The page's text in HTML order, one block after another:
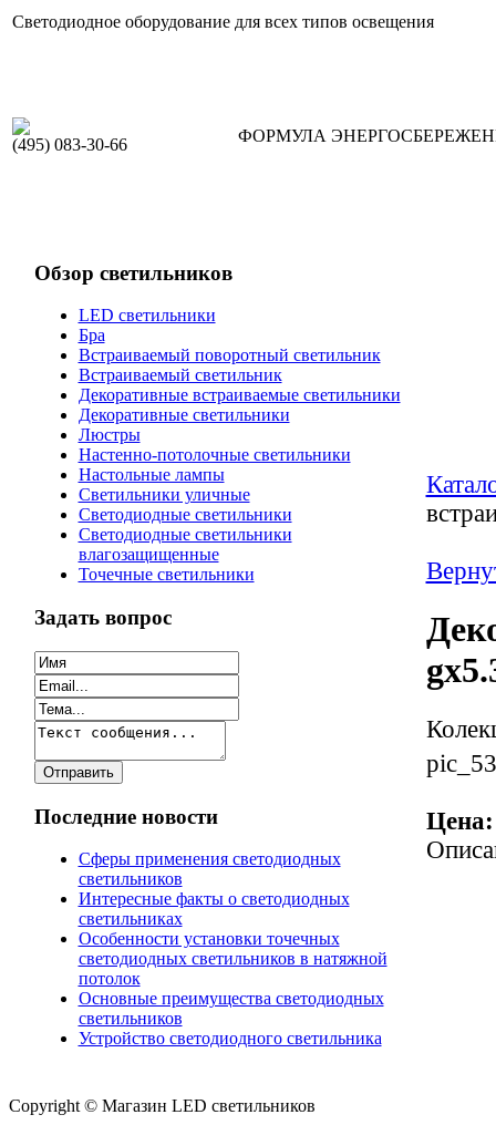
Светодиодное оборудование для всех типов освещения
(495) 083-30-66 ФОРМУЛА
Обзор светильников
LED светильники
Бра
Встраиваемый поворотный светильник
Встраиваемый светильник
Декоративные встраиваемые светильники
Декоративные светильники
Люстры
Настенно-потолочные светильники
Настольные лампы
Светильники уличные
Светодиодные светильники
Светодиодные светильники
влагозащищенные
Точечные светильники
Задать вопрос
Последние новости
Сферы применения светодиодных
светильников
Интересные факты о светодиодных
светильниках
Особенности установки точечных
светодиодных светильников в натяжной
потолок
Основные преимущества светодиодных
светильников
Устройство светодиодного светильника
Цена:
Copyright © Магазин LED светильников